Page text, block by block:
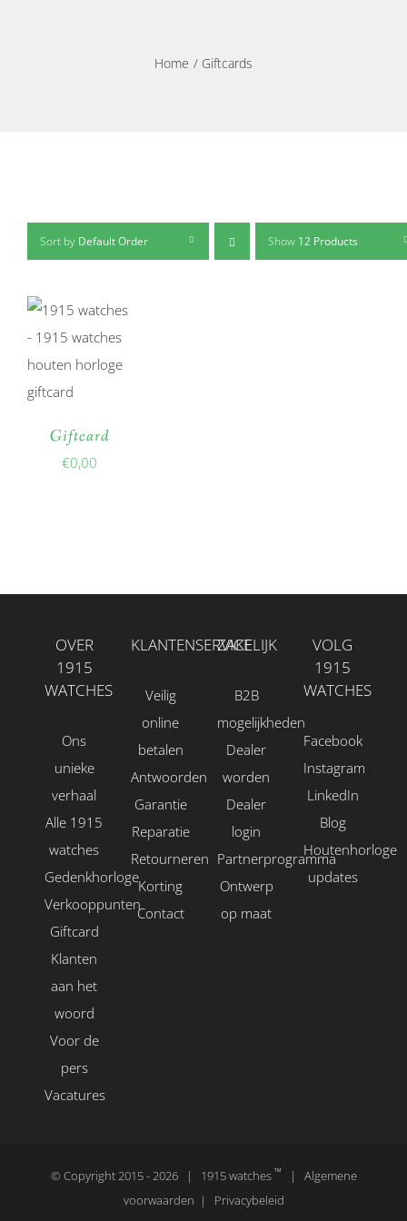
Home Giftcards
Sort by Default Order Show 12 Products
Giftcard
€0,00
OVER
1915
WATCHES
Ons
unieke
verhaal
Alle 1915
watches
Gedenkhorloge
Verkooppunten
Giftcard
Klanten
aan het
woord
Voor de
pers
Vacatures
KLANTENSERVICE
Veilig
online
betalen
Antwoorden
Garantie
Reparatie
Retourneren
Korting
Contact
ZAKELIJK
B2B
mogelijkheden
Dealer
worden
Dealer
login
Partnerprogramma
Ontwerp
op maat
VOLG
1915
WATCHES
Facebook
Instagram
LinkedIn
Blog
Houtenhorloge
updates
© Copyright 2015 -2026 | 1915 watches ™ | Algemene
voorwaarden | Privacybeleid